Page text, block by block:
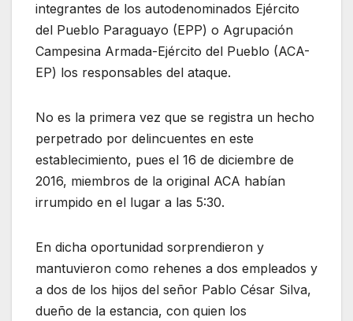
integrantes de los autodenominados Ejército
del Pueblo Paraguayo (EPP) o Agrupación
Campesina Armada-Ejército del Pueblo (ACA-
EP) los responsables del ataque.
No es la primera vez que se registra un hecho
perpetrado por delincuentes en este
establecimiento, pues el 16 de diciembre de
2016, miembros de la original ACA habían
irrumpido en el lugar a las 5:30.
En dicha oportunidad sorprendieron y
mantuvieron como rehenes a dos empleados y
a dos de los hijos del señor Pablo César Silva,
dueño de la estancia, con quien los